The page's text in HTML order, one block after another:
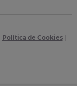
Política de Cookies|